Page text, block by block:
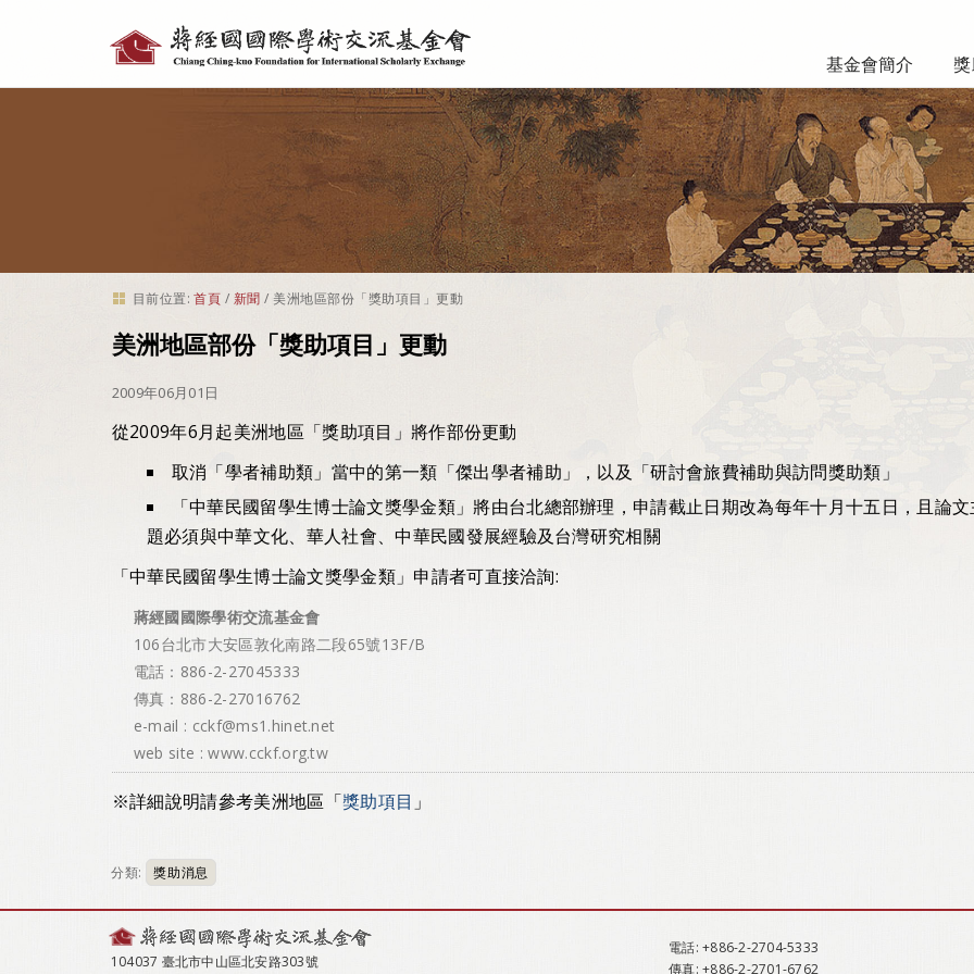
具
基金會簡介
目前位置: 首頁 / 新聞 /美洲地區部份「獎助項目」更動
美洲地區部份「獎助項目」更動
2009年06月01日
從2009年6月起美洲地區「獎助項目」將作部份更動
取消「學者補助類」當中的第一類「傑出學者補助」，以及「研討會旅費補助與訪問獎助類」
「中華民國留學生博士論文獎學金類」將由台北總部辦理，申請截止日期改為每年十月十五日，且論
題必須與中華文化、華人社會、中華民國發展經驗及台灣研究相關
「中華民國留學生博士論文獎學金類」申請者可直接洽詢:
蔣經國國際學術交流基金會
106台北市大安區敦化南路二段65號13F/B
電話：886-2-27045333
傳真：886-2-27016762
e-mail : cckf@ms1.hinet.net
web site : www.cckf.org.tw
※詳細說明請參考美洲地區「獎助項目 」
分類: 獎助消息
104037 臺北市中山區北安路303號
電話: +886-2-2704-5333
傳真: +886-2-2701-6762